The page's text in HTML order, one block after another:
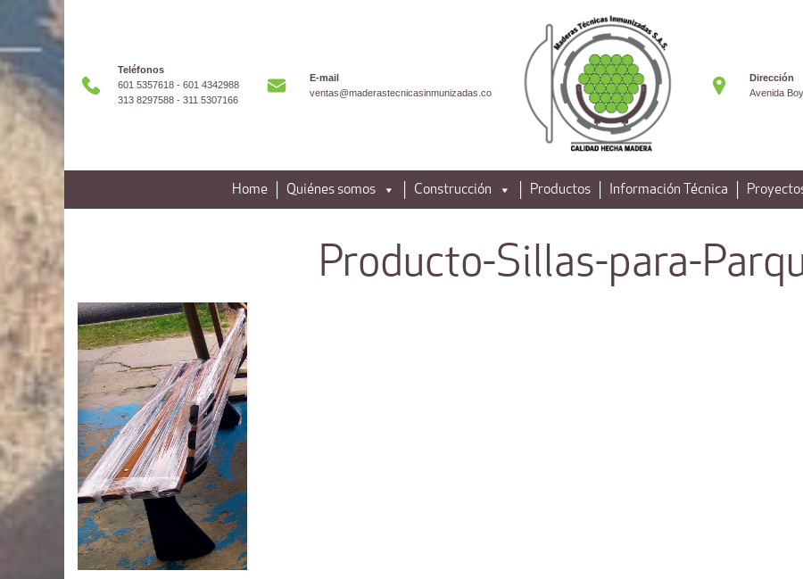
Teléfonos
601 5357618 - 601 4342988
313 8297588 - 311 5307166
E-mail
ventas@maderastecnicasinmunizadas.co
Dirección
Avenida
Home Quiénes somos Construcción Productos Información Técnica
Producto-Sillas-para-